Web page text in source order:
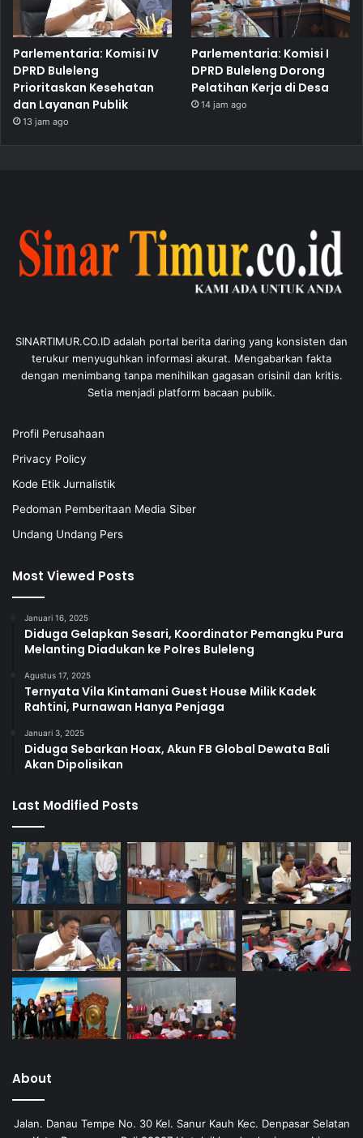
Parlementaria: Komisi IV
DPRD Buleleng
Prioritaskan Kesehatan
dan Layanan Publik
13 jam ago
Parlementaria: Komisi I
DPRD Buleleng Dorong
Pelatihan Kerja di Desa
14 jam ago
SINARTIMUR.CO.ID adalah portal berita daring yang konsisten dan
terukur menyuguhkan informasi akurat. Mengabarkan fakta
dengan menimbang tanpa menihilkan gagasan orisinil dan kritis.
Setia menjadi platform bacaan publik.
Profil Perusahaan
Privacy Policy
Kode Etik Jurnalistik
Pedoman Pemberitaan Media Siber
Undang Undang Pers
Most Viewed Posts
Januari 16, 2025
Diduga Gelapkan Sesari, Koordinator Pemangku Pura
Melanting Diadukan ke Polres Buleleng
Agustus 17, 2025
Ternyata Vila Kintamani Guest House Milik Kadek
Rahtini, Purnawan Hanya Penjaga
Januari 3, 2025
Diduga Sebarkan Hoax, Akun FB Global Dewata Bali
Akan Dipolisikan
Last Modified Posts
About
Jalan. Danau Tempe No. 30 Kel. Sanur Kauh Kec. Denpasar Selatan